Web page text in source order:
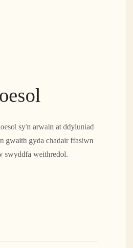
sy'n arwain at ddyluniad
gwaith gyda chadair ffasiwn
swyddfa weithredol.